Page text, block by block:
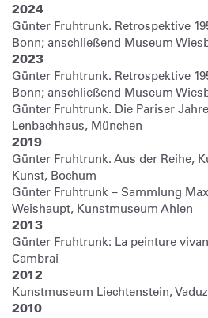
2024
Günter Fruhtrunk. Retrospektive
Bonn; anschließend Museum
2023
Günter Fruhtrunk. Retrospektive
Bonn; anschließend Museum
Günter Fruhtrunk. Die Pariser Jahre
Lenbachhaus, München
2019
Günter Fruhtrunk. Aus der Reihe,
Kunst, Bochum
Günter Fruhtrunk – Sammlung
Weishaupt, Kunstmuseum Ahlen
2013
Günter Fruhtrunk: La peinture
Cambrai
2012
Kunstmuseum Liechtenstein, Vaduz
2010